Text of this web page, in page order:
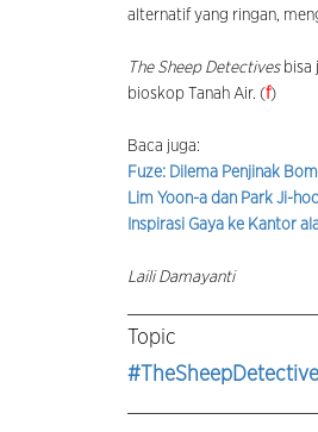
alternatif yang ringan,
The Sheep Detectivesbisa
bioskop Tanah Air. (f)
Baca juga:
Fuze: Dilema Penjinak
Lim Yoon-a dan Park Ji-
Inspirasi Gaya ke Kantor
Laili Damayanti
Topic